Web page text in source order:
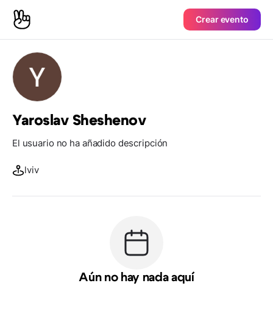
Crear evento
Yaroslav Sheshenov
El usuario no ha añadido descripción
lviv
Aún no hay nada aquí